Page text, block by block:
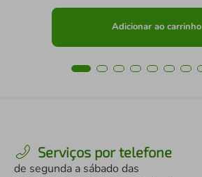
Adicionar ao carrinho
Serviços por telefone
de segunda a sábado das